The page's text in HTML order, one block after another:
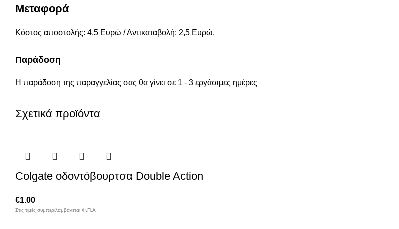
Μεταφορά
Κόστος αποστολής: 4.5 Ευρώ / Αντικαταβολή: 2,5 Ευρώ.
Παράδοση
Η παράδοση της παραγγελίας σας θα γίνει σε 1 - 3 εργάσιμες ημέρες
Σχετικά προϊόντα
Colgate οδοντόβουρτσα Double Action
€1.00
Στις τιμές συμπεριλαμβάνεται Φ.Π.Α